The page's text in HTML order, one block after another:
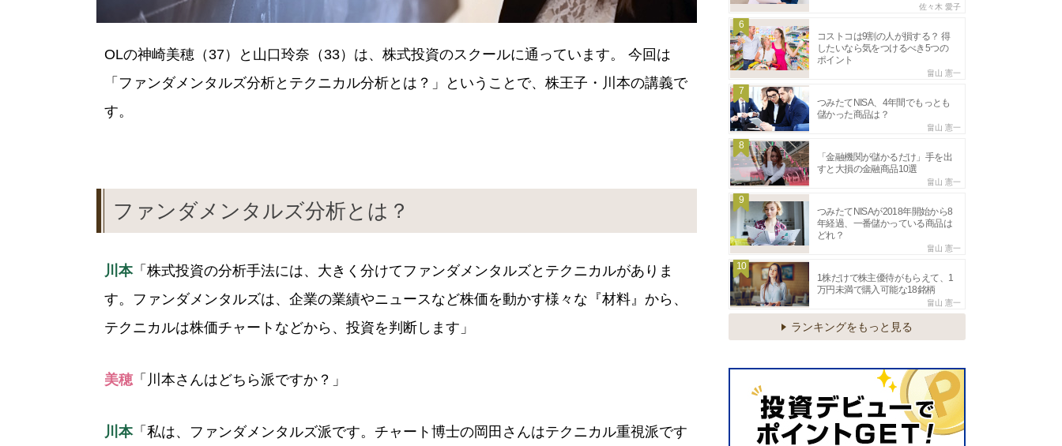
OLの神崎美穂（37）と山口玲奈（33）は、株式投資のスクールに通っています。 今回は
「ファンダメンタルズ分析とテクニカル分析とは？」ということで、株王子・川本の講義で
す。
ファンダメンタルズ分析とは？
川本「株式投資の分析手法には、大きく分けてファンダメンタルズとテクニカルがありま
す。ファンダメンタルズは、企業の業績やニュースなど株価を動かす様々な『材料』から、
テクニカルは株価チャートなどから、投資を判断します」
美穂 「川本さんはどちら派ですか？」
川本「私は、ファンダメンタルズ派です。チャート博士の岡田さんはテクニカル重視派です
佐々木 愛子
6
コストコは9割の人が損する？ 得
したいなら気をつけるべき5つの
ポイント
畠山 憲一
7
つみたてNISA、4年間でもっとも
儲かった商品は？
畠山 憲一
8
「金融機関が儲かるだけ」手を出
すと大損の金融商品10選
畠山 憲一
9
つみたてNISAが2018年開始から8
年経過、一番儲かっている商品は
どれ？
畠山 憲一
10
1株だけで株主優待がもらえて、1
万円未満で購入可能な18銘柄
畠山 憲一
ランキングをもっと見る